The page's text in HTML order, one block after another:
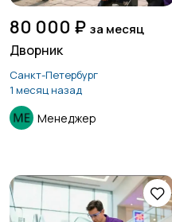
80 000 ₽ за месяц
Дворник
Санкт-Петербург
1 месяц назад
Менеджер